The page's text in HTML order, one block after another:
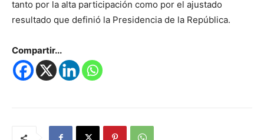
tanto por la alta participación como por el ajustado
resultado que definió la Presidencia de la República.
Compartir...